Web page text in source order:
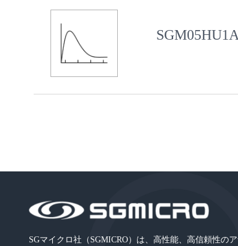
SGマイクロ社（SGMICRO）は、高性能、高信頼性の